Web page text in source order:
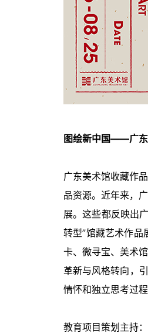
图绘新中国——广东
广东美术馆收藏作
品资源。近年来，
展。这些都反映出
转型”馆藏艺术作
卡、微寻宝、美术
革新与风格转向，
情怀和独立思考过程
教育项目策划主持